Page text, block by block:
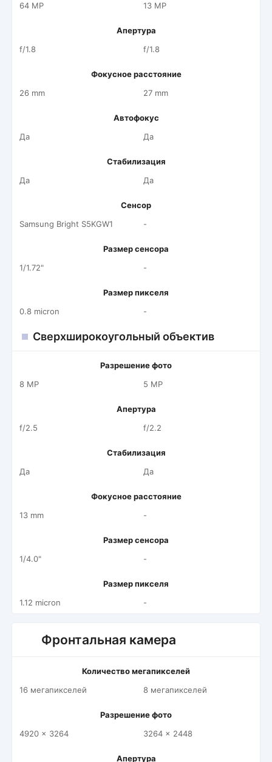
64 MP
13 MP
Апертура
f/1.8
f/1.8
Фокусное расстояние
26 mm
27 mm
Автофокус
Да
Да
Стабилизация
Да
Да
Сенсор
Samsung Bright S5KGW1
-
Размер сенсора
1/1.72"
-
Размер пикселя
0.8 micron
-
Сверхширокоугольный объектив
Разрешение фото
8 MP
5 MP
Апертура
f/2.5
f/2.2
Стабилизация
Да
Да
Фокусное расстояние
13 mm
-
Размер сенсора
1/4.0"
-
Размер пикселя
1.12 micron
-
Фронтальная камера
Количество мегапикселей
16 мегапикселей
8 мегапикселей
Разрешение фото
4920 x 3264
3264 x 2448
Апертура